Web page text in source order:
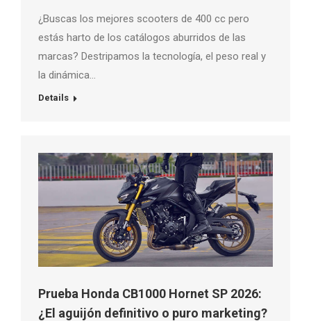
¿Buscas los mejores scooters de 400 cc pero
estás harto de los catálogos aburridos de las
marcas? Destripamos la tecnología, el peso real y
la dinámica…
Details
Prueba Honda CB1000 Hornet SP 2026:
¿El aguijón definitivo o puro marketing?